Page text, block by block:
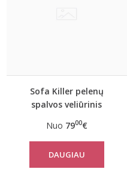
Sofa Killer pelenų
spalvos veliūrinis
Nuo 7900€
DAUGIAU